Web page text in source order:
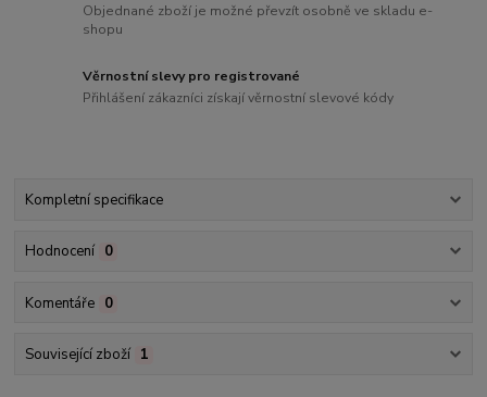
Objednané zboží je možné převzít osobně ve skladu e-
shopu
Věrnostní slevy pro registrované
Přihlášení zákazníci získají věrnostní slevové kódy
Kompletní specifikace
Hodnocení 0
Komentáře 0
Související zboží 1